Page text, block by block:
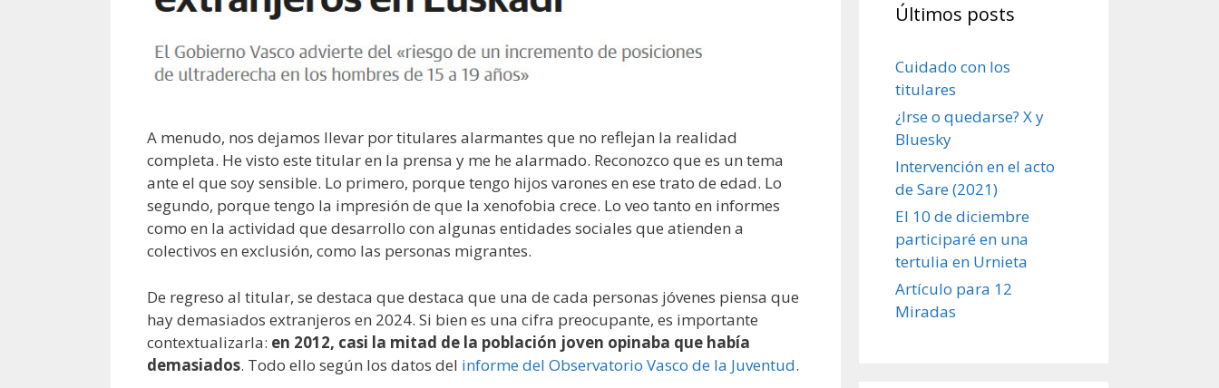
A menudo, nos dejamos llevar por titulares alarmantes que no reflejan la realidad
completa. He visto este titular en la prensa y me he alarmado. Reconozco que es un tema
ante el que soy sensible. Lo primero, porque tengo hijos varones en ese trato de edad. Lo
segundo, porque tengo la impresión de que la xenofobia crece. Lo veo tanto en informes
como en la actividad que desarrollo con algunas entidades sociales que atienden a
colectivos en exclusión, como las personas migrantes.
De regreso al titular, se destaca que destaca que una de cada personas jóvenes piensa que
hay demasiados extranjeros en 2024. Si bien es una cifra preocupante, es importante
contextualizarla: en 2012, casi la mitad de la población joven opinaba que había
demasiados. Todo ello según los datos del informe del Observatorio Vasco de la Juventud.
Últimos posts
Cuidado con los
titulares
¿Irse o quedarse? X y
Bluesky
Intervención en el acto
de Sare (2021)
El 10 de diciembre
participaré en una
tertulia en Urnieta
Artículo para 12
Miradas